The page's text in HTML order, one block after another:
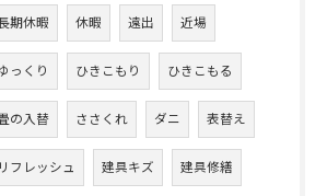
期休暇 休暇 遠出 近場
っくり ひきこもり ひきこもる
の入替 ささくれ ダニ 表替え
リフレッシュ 建具キズ 建具修繕